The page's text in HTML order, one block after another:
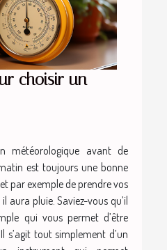
choisir un
météorologique avant de
est toujours une bonne
par exemple de prendre vos
aura pluie. Saviez-vous qu’il
qui vous permet d’être
s’agit tout simplement d’un